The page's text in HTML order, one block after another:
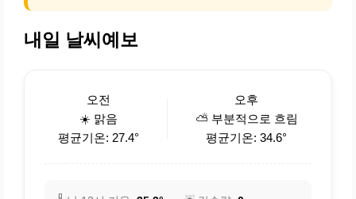
내일 날씨예보
오전
☀️ 맑음
평균기온: 27.4°
오후
⛅ 부분적으로 흐림
평균기온: 34.6°